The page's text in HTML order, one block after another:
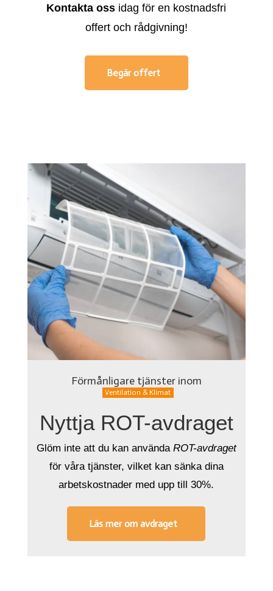
Kontakta oss idag för en kostnadsfri
offert och rådgivning!
Begär offert
Förmånligare tjänster inom
Ventilation & Klimat
Nyttja ROT-avdraget
Glöm inte att du kan använda ROT-avdraget
för våra tjänster, vilket kan sänka dina
arbetskostnader med upp till 30%.
Läs mer om avdraget